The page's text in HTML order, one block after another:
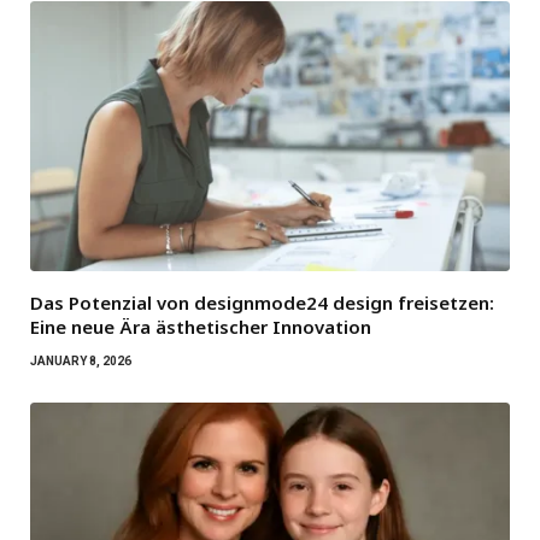
Das Potenzial von designmode24 design freisetzen:
Eine neue Ära ästhetischer Innovation
JANUARY 8, 2026